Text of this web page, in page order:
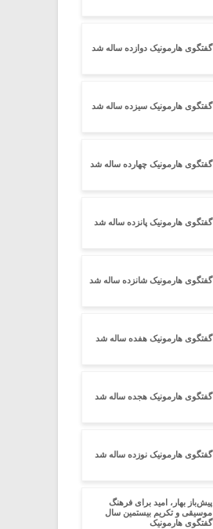
گفتگوی هارمونیک دوازده ساله شد
گفتگوی هارمونیک سیزده ساله شد
گفتگوی هارمونیک چهارده ساله شد
گفتگوی هارمونیک پانزده ساله شد
گفتگوی هارمونیک شانزده ساله شد
گفتگوی هارمونیک هفده ساله شد
گفتگوی هارمونیک هجده ساله شد
گفتگوی هارمونیک نوزده ساله شد
پیش‌باز بهار، امید برای فرهنگ
موسیقی و تکریم بیستمین سال
گفتگوی هارمونیک